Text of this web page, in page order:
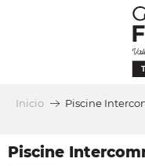
Inicio Piscine
Piscine